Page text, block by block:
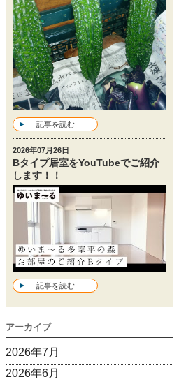
記事を読む
2026年07月26日
Bタイプ居室をYouTubeでご紹介
します！！
記事を読む
アーカイブ
2026年7月
2026年6月